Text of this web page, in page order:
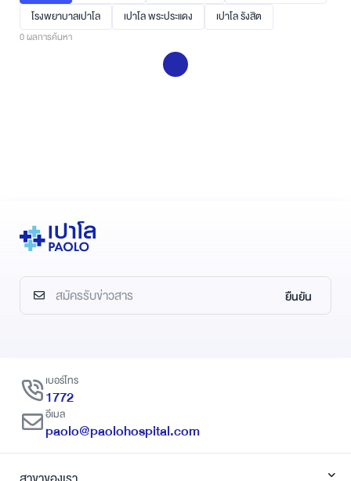
โรงพยาบาลเปาโล
เปาโล พระประแดง เปาโล รังสิต
0ผลการค้นหา
ยืนยัน
เบอร์โทร
1772
อีเมล
paolo@paolohospital.com